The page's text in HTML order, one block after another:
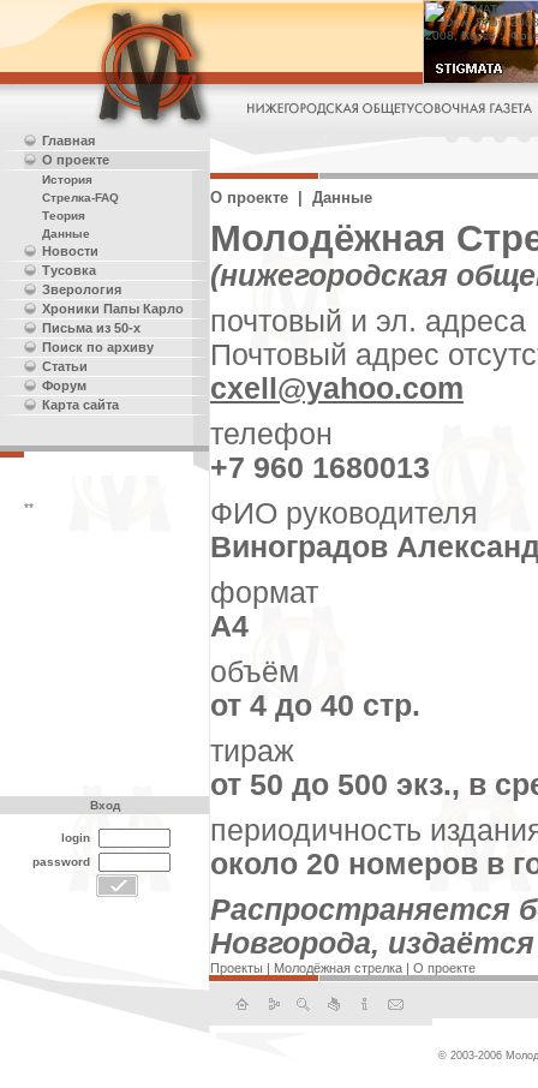
Главная
О проекте
История
Стрелка-FAQ
Теория
Данные
Новости
Тусовка
Зверология
Хроники Папы Карло
Письма из 50-х
Поиск по архиву
Статьи
Форум
Карта сайта
**
О проекте | Данные
Молодёжная
(нижегородская
почтовый и эл. адреса
Почтовый адрес
cxell@yahoo.com
телефон
+7 960 1680013
ФИО руководителя
Виноградов
формат
А4
объём
от 4 до 40 стр.
тираж
от 50 до 500 экз., в
периодичность
около 20 номеров в
Распространяется
Новгорода,
Проекты | Молодёжная стрелка | О проекте
Вход
login
password
© 2003-2006